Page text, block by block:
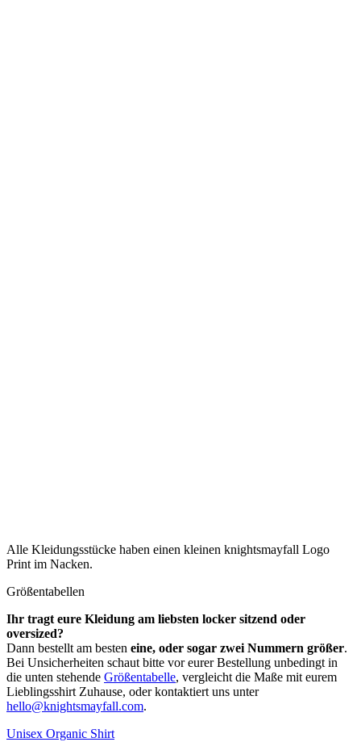
Alle Kleidungsstücke haben einen kleinen knightsmayfall Logo
Print im Nacken.
Größentabellen
Ihr tragt eure Kleidung am liebsten locker sitzend oder
oversized?
Dann bestellt am besten eine, oder sogar zwei Nummern größer.
Bei Unsicherheiten schaut bitte vor eurer Bestellung unbedingt in
die unten stehende Größentabelle, vergleicht die Maße mit eurem
Lieblingsshirt Zuhause, oder kontaktiert uns unter
hello@knightsmayfall.com.
Unisex Organic Shirt